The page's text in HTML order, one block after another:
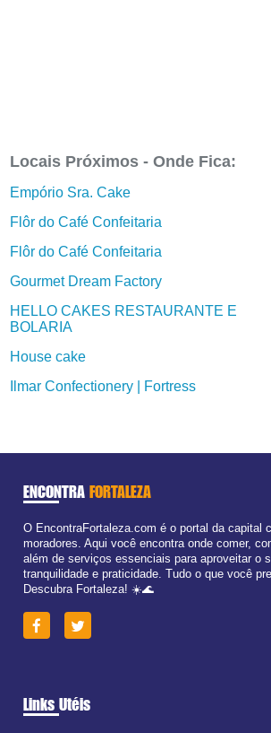
Locais Próximos - Onde Fica:
Empório Sra. Cake
Flôr do Café Confeitaria
Flôr do Café Confeitaria
Gourmet Dream Factory
HELLO CAKES RESTAURANTE E
BOLARIA
House cake
Ilmar Confectionery | Fortress
ENCONTRA FORTALEZA
O EncontraFortaleza.com é o portal da capital
moradores. Aqui você encontra onde comer,
além de serviços essenciais para aproveitar o
tranquilidade e praticidade. Tudo o que você
Descubra Fortaleza! ☀️🌊
Links Utéis